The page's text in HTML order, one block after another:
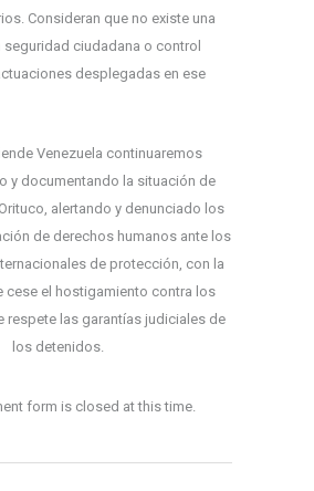
Consideran que no existe una
ciudadana o control
desplegadas en ese
Venezuela continuaremos
y documentando la situación de
alertando y denunciado los
de derechos humanos ante los
de protección, con la
cese el hostigamiento contra los
respete las garantías judiciales de
los detenidos.
form is closed at this time.